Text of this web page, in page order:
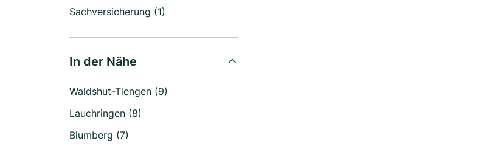
Sachversicherung (1)
In der Nähe
Waldshut-Tiengen (9)
Lauchringen (8)
Blumberg (7)